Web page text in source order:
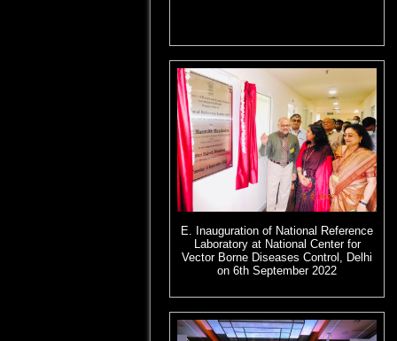
E. Inauguration of National Reference
Laboratory at National Center for
Vector Borne Diseases Control, Delhi
on 6th September 2022